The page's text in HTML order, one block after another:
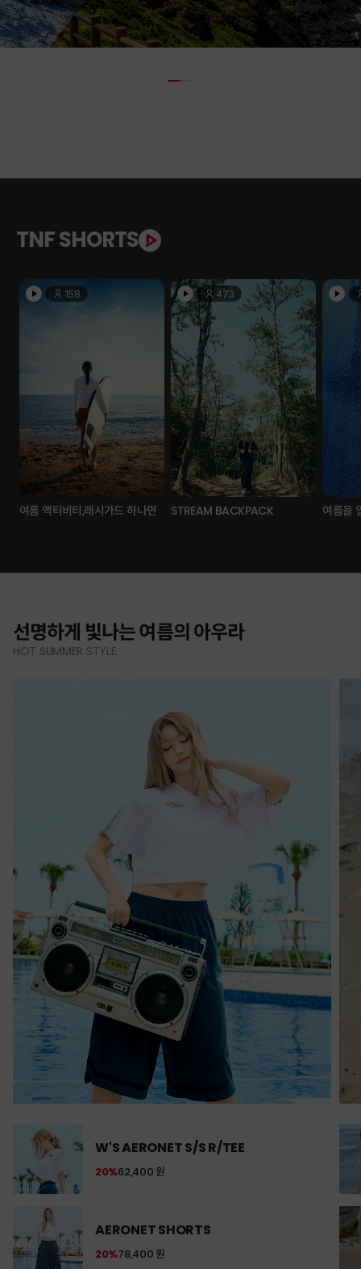
TNF SHORTS
158
여름 액티비티,래시가드 하나면
473
STREAM BACKPACK 여름을
선명하게 빛나는 여름의 아우라
HOT SUMMER STYLE
W'S AERONET S/S R/TEE
62,400 원
20%
AERONET SHORTS
78,400 원
20%